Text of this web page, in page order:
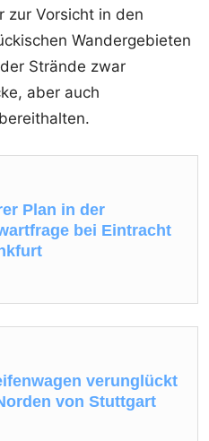
zur Vorsicht in den
Wandergebieten
Strände zwar
aber auch
Plan in der
bei Eintracht
verunglückt
von Stuttgart